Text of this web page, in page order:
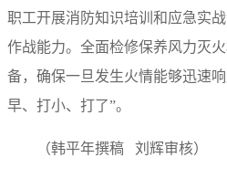
职工开展消防知识培训和应急实
作战能力。全面检修保养风力灭
备，确保一旦发生火情能够迅速
早、打小、打了”。
（韩平年撰稿 刘辉审核）